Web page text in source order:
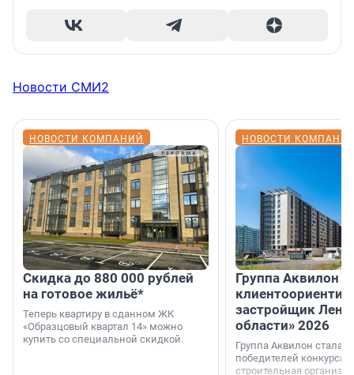
Новости СМИ2
НОВОСТИ КОМПАНИЙ
Скидка до 880 000 рублей
на готовое жильё*
Теперь квартиру в сданном ЖК
«Образцовый квартал 14» можно
купить со специальной скидкой.
НОВОСТИ
Группа Аквилон
застройщик
области» 2026
Группа Аквилон стала
победителей конкурса
строительная